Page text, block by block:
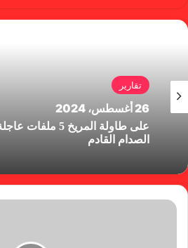
وك
تقارير
26 أغسطس، 2024
على طاولة المريخ 5
الصدام القادم